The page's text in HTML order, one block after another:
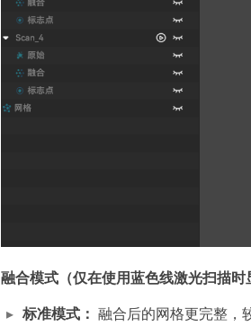
融合模式（仅在使用蓝色线激光扫描时
标准模式： 融合后的网格更完整，